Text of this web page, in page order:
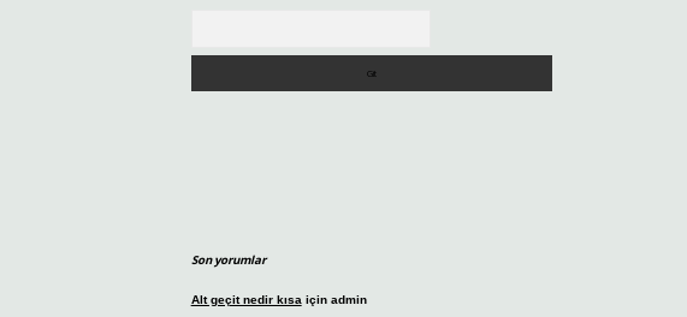
Son yorumlar
Alt geçit nedir kısaiçin admin